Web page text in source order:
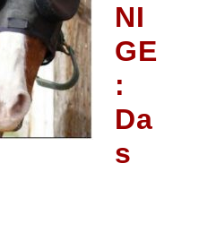
NI
GE
:
Da
s